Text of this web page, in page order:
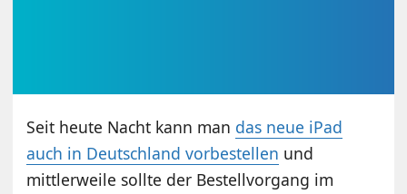
Seit heute Nacht kann man das neue iPad
auch in Deutschland vorbestellen und
mittlerweile sollte der Bestellvorgang im